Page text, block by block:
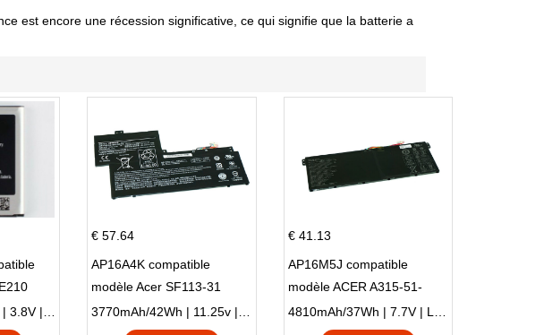
est encore une récession significative, ce qui signifie que la batterie a
€ 57.64
AP16A4K compatible
modèle Acer SF113-31
AO1-132 NE132
€ 41.13
AP16M5J compatible
modèle ACER A315-51-
51SL N17Q1 SERIES